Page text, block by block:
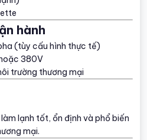
hành
(tùy cấu hình thực tế)
380V
trường thương mại
lạnh tốt, ổn định và phổ biến
mại.